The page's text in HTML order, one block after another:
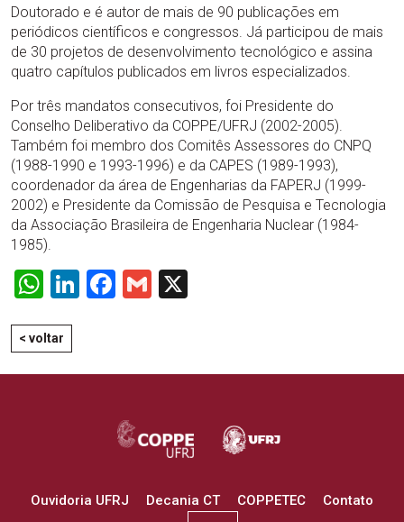
Doutorado e é autor de mais de 90 publicações em
periódicos científicos e congressos. Já participou de mais
de 30 projetos de desenvolvimento tecnológico e assina
quatro capítulos publicados em livros especializados.
Por três mandatos consecutivos, foi Presidente do
Conselho Deliberativo da COPPE/UFRJ (2002-2005).
Também foi membro dos Comitês Assessores do CNPQ
(1988-1990 e 1993-1996) e da CAPES (1989-1993),
coordenador da área de Engenharias da FAPERJ (1999-
2002) e Presidente da Comissão de Pesquisa e Tecnologia
da Associação Brasileira de Engenharia Nuclear (1984-
1985).
WhatsApp
LinkedIn
Facebook
Gmail
< voltar
Ouvidoria UFRJ Decania CT COPPETEC
Contato